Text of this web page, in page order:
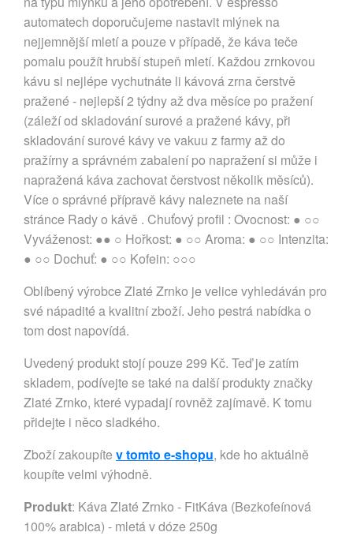
automatech doporučujeme nastavit mlýnek na
nejjemnější mletí a pouze v případě, že káva teče
pomalu použít hrubší stupeň mletí. Každou zrnkovou
kávu si nejlépe vychutnáte li kávová zrna čerstvě
pražené - nejlepší 2 týdny až dva měsíce po pražení
(záleží od skladování surové a pražené kávy, při
skladování surové kávy ve vakuu z farmy až do
pražírny a správném zabalení po napražení si může i
napražená káva zachovat čerstvost několik měsíců).
Více o správné přípravě kávy naleznete na naší
stránce Rady o kávě . Chuťový profil : Ovocnost: ● ○○
Vyváženost: ●● ○ Hořkost: ● ○○ Aroma: ● ○○ Intenzita:
● ○○ Dochuť: ● ○○ Kofein: ○○○
Oblíbený výrobce Zlaté Zrnko je velice vyhledáván pro
své nápadité a kvalitní zboží. Jeho pestrá nabídka o
tom dost napovídá.
Uvedený produkt stojí pouze 299 Kč. Teď je zatím
skladem, podívejte se také na další produkty značky
Zlaté Zrnko, které vypadají rovněž zajímavě. K tomu
přidejte i něco sladkého.
Zboží zakoupíte v tomto e-shopu, kde ho aktuálně
koupíte velmi výhodně.
Produkt: Káva Zlaté Zrnko - FitKáva (Bezkofeínová
100% arabica) - mletá v dóze 250g